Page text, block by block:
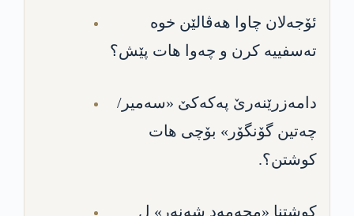
ئۆجه‌لان چاوا هه‌ڤالێن خوه‌
ته‌سفییه‌ كرن و چه‌وا هات‌ پێش؟
دامه‌زرێنه‌رێ په‌كه‌كێ «سه‌میر/
چه‌تین گۆنگۆر» بۆچی هات
كوشتن؟.
كوشتنا «محه‌مه‌د شه‌نه‌ر» ل